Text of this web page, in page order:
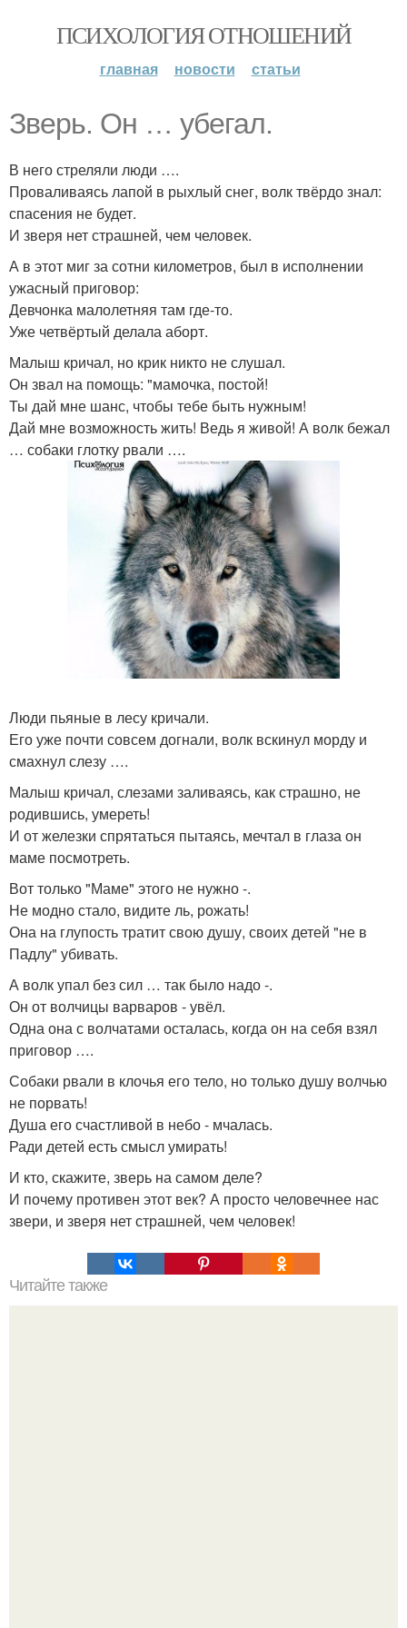
ПСИХОЛОГИЯ ОТНОШЕНИЙ
главная новости статьи
Зверь. Он … убегал.
В него стреляли люди ….
Проваливаясь лапой в рыхлый снег, волк твёрдо знал:
спасения не будет.
И зверя нет страшней, чем человек.
А в этот миг за сотни километров, был в исполнении
ужасный приговор:
Девчонка малолетняя там где-то.
Уже четвёртый делала аборт.
Малыш кричал, но крик никто не слушал.
Он звал на помощь: "мамочка, постой!
Ты дай мне шанс, чтобы тебе быть нужным!
Дай мне возможность жить! Ведь я живой! А волк бежал
… собаки глотку рвали ….
Люди пьяные в лесу кричали.
Его уже почти совсем догнали, волк вскинул морду и
смахнул слезу ….
Малыш кричал, слезами заливаясь, как страшно, не
родившись, умереть!
И от железки спрятаться пытаясь, мечтал в глаза он
маме посмотреть.
Вот только "Маме" этого не нужно -.
Не модно стало, видите ль, рожать!
Она на глупость тратит свою душу, своих детей "не в
Падлу" убивать.
А волк упал без сил … так было надо -.
Он от волчицы варваров - увёл.
Одна она с волчатами осталась, когда он на себя взял
приговор ….
Собаки рвали в клочья его тело, но только душу волчью
не порвать!
Душа его счастливой в небо - мчалась.
Ради детей есть смысл умирать!
И кто, скажите, зверь на самом деле?
И почему противен этот век? А просто человечнее нас
звери, и зверя нет страшней, чем человек!
Читайте также